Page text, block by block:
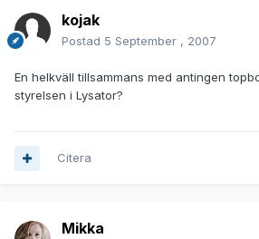
kojak
Postad 5 September , 2007
En helkväll tillsammans med antingen
styrelsen i Lysator?
Citera
Mikka